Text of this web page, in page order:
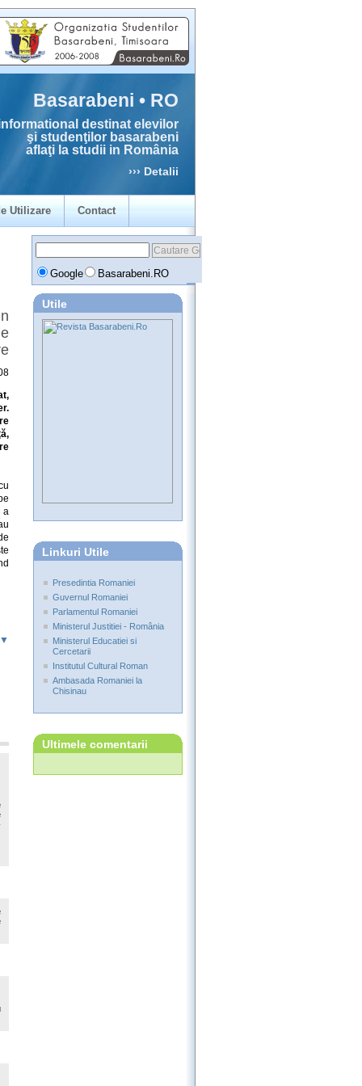
Basarabeni • RO
destinat elevilor
şi studenţilor basarabeni
aflaţi la studii in România
››› Detalii
Utilizare Contact
Google Basarabeni.RO
a
Utile
Linkuri Utile
Presedintia Romaniei
Guvernul Romaniei
Parlamentul Romaniei
Ministerul Justitiei - România
Ministerul Educatiei si
Cercetarii
Institutul Cultural Roman
Ambasada Romaniei la
Chisinau
Ultimele comentarii